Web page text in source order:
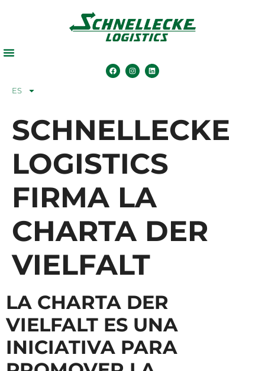
ES
SCHNELLECKE
LOGISTICS
FIRMA LA
CHARTA DER
VIELFALT
LA CHARTA DER
VIELFALT ES UNA
INICIATIVA PARA